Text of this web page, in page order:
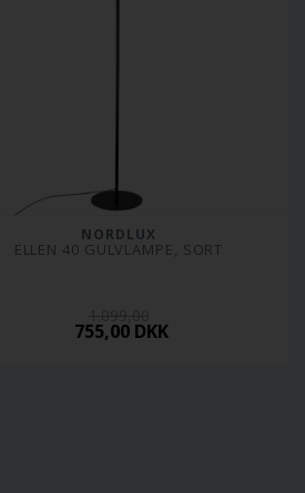
NORDLUX
ELLEN 40 GULVLAMPE, SORT
755,00 DKK